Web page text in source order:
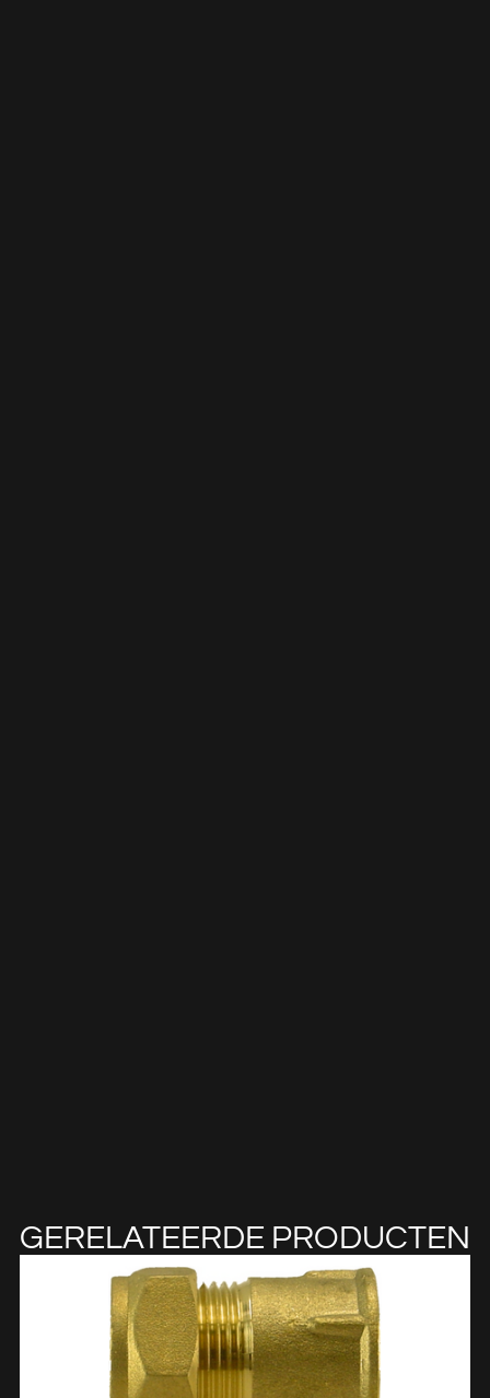
GERELATEERDE PRODUCTEN